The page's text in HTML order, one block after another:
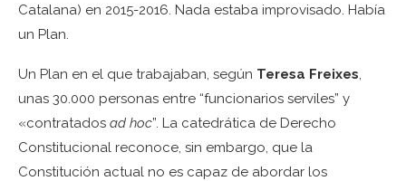
Catalana) en 2015-2016. Nada estaba improvisado. Había
un Plan.
Un Plan en el que trabajaban, según Teresa Freixes,
unas 30.000 personas entre “funcionarios serviles” y
«contratados ad hoc”. La catedrática de Derecho
Constitucional reconoce, sin embargo, que la
Constitución actual no es capaz de abordar los